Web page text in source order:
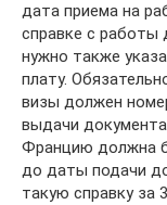
дата приема на
справке с
нужно также
плату.
визы должен
выдачи
Францию должна
до даты подачи
такую справку за